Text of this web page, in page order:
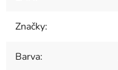
Značky:
Barva: